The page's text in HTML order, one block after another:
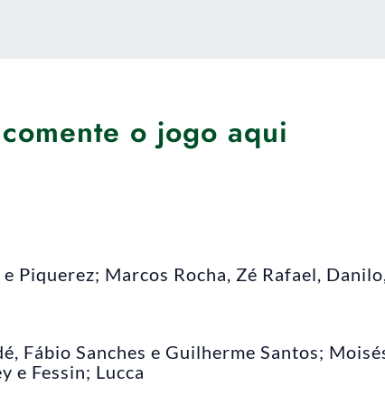
o jogo aqui
Piquerez; Marcos Rocha, Zé Rafael,
Fábio Sanches e Guilherme Santos;
e Fessin; Lucca